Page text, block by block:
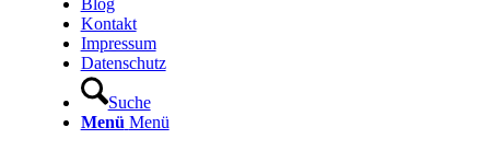
Blog
Kontakt
Impressum
Datenschutz
Suche
Menü Menü